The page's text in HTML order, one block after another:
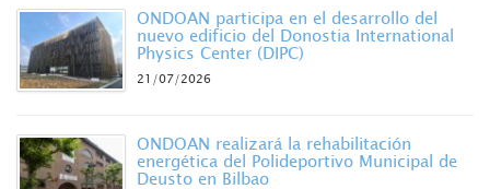
ONDOAN participa en el desarrollo del
nuevo edificio del Donostia International
Physics Center (DIPC)
21/07/2026
ONDOAN realizará la rehabilitación
energética del Polideportivo Municipal de
Deusto en Bilbao